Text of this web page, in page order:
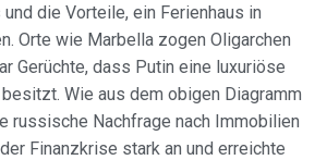
die Vorteile, ein Ferienhaus in
Orte wie Marbella zogen Oligarchen
Gerüchte, dass Putin eine luxuriöse
Wie aus dem obigen Diagramm
russische Nachfrage nach Immobilien
Finanzkrise stark an und erreichte